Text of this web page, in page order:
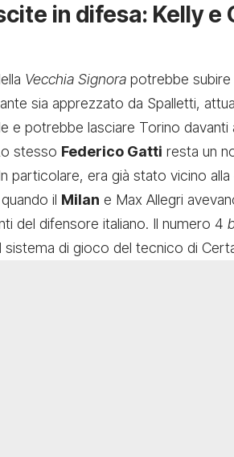
in difesa: Kelly e
Vecchia Signora potrebbe
sia apprezzato da Spalletti,
e potrebbe lasciare Torino davanti
stesso Federico Gatti resta un
particolare, era già stato vicino
il Milan e Max Allegri
del difensore italiano. Il numero 4
sistema di gioco del tecnico di